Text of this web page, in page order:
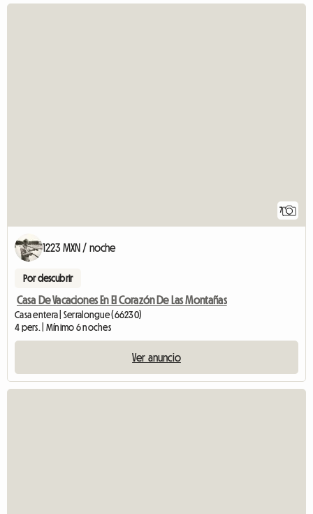
7
1223 MXN / noche
Por descubrir
Casa De Vacaciones En El Corazón De Las Montañas
Casa entera | Serralongue (66230)
4 pers. | Mínimo 6 noches
Ver anuncio